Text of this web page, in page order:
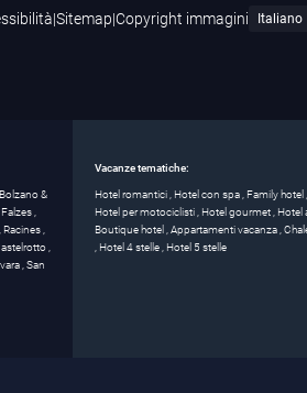
|Sitemap|Copyright immagini
Bolzano &
Falzes,
,Racines,
,
,San
Vacanze tematiche:
Hotel romantici, Hotel con spa, Family hotel,
Hotel per motociclisti, Hotel gourmet, Hotel
Boutique hotel,Appartamenti vacanza,
, Hotel 4 stelle, Hotel 5 stelle